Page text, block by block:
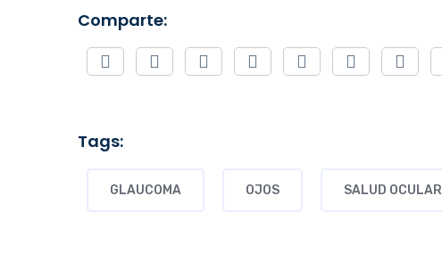
Comparte:
Tags:
GLAUCOMA OJOS SALUD OCULAR